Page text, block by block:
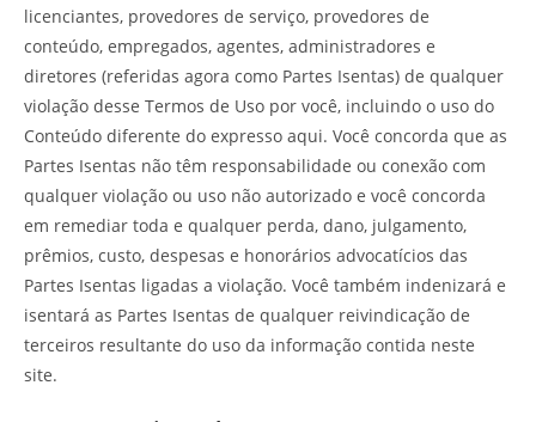
licenciantes, provedores de serviço, provedores de
conteúdo, empregados, agentes, administradores e
diretores (referidas agora como Partes Isentas) de qualquer
violação desse Termos de Uso por você, incluindo o uso do
Conteúdo diferente do expresso aqui. Você concorda que as
Partes Isentas não têm responsabilidade ou conexão com
qualquer violação ou uso não autorizado e você concorda
em remediar toda e qualquer perda, dano, julgamento,
prêmios, custo, despesas e honorários advocatícios das
Partes Isentas ligadas a violação. Você também indenizará e
isentará as Partes Isentas de qualquer reivindicação de
terceiros resultante do uso da informação contida neste
site.